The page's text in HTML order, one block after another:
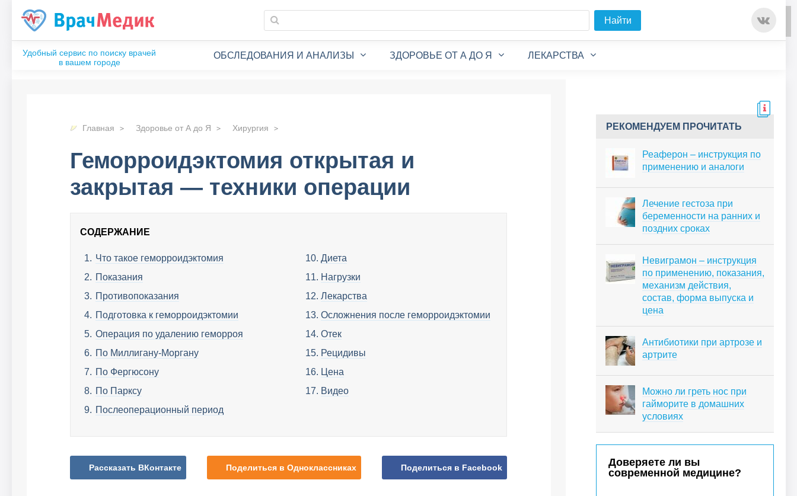
Найти
ОБСЛЕДОВАНИЯ И АНАЛИЗЫ ЗДОРОВЬЕ ОТ А ДО Я ЛЕКАРСТВА
Главная Здоровье от А до Я Хирургия
Геморроидэктомия открытая и
закрытая — техники операции
СОДЕРЖАНИЕ
Что такое геморроидэктомия
Показания
Противопоказания
Подготовка к геморроидэктомии
Операция по удалению геморроя
По Миллигану-Моргану
По Фергюсону
По Парксу
Послеоперационный период
Диета
Нагрузки
Лекарства
Осложнения после геморроидэктомии
Отек
Рецидивы
Цена
Видео
Рассказать ВКонтакте Поделиться в Одноклассниках Поделиться в Facebook
РЕКОМЕНДУЕМ ПРОЧИТАТЬ
Реаферон – инструкция по
применению и аналоги
Лечение гестоза при
беременности на ранних и
поздних сроках
Невиграмон – инструкция
по применению, показания,
механизм действия,
состав, форма выпуска и
цена
Антибиотики при артрозе и
артрите
Можно ли греть нос при
гайморите в домашних
условиях
Доверяете ли вы
современной медицине?